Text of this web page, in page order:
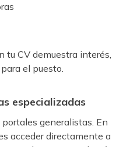
tu CV demuestra interés,
el puesto.
especializadas
generalistas. En
acceder directamente a